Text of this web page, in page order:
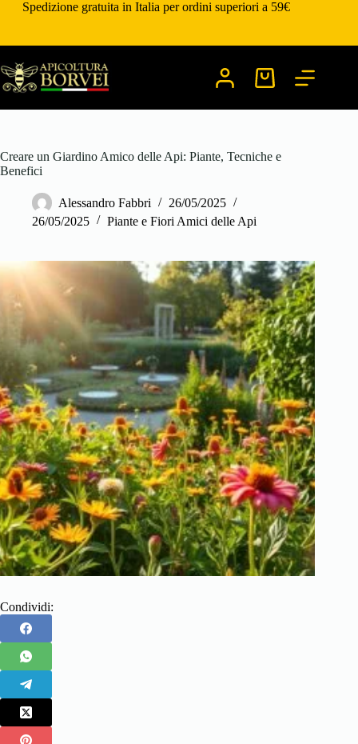
SaltaSpedizione gratuita in Italia per ordini superiori a 59€
Carrello
Creare un Giardino Amico delle Api: Piante, Tecniche e
Benefici
Alessandro Fabbri
26/05/2025
26/05/2025
Piante e Fiori Amici delle Api
Condividi: